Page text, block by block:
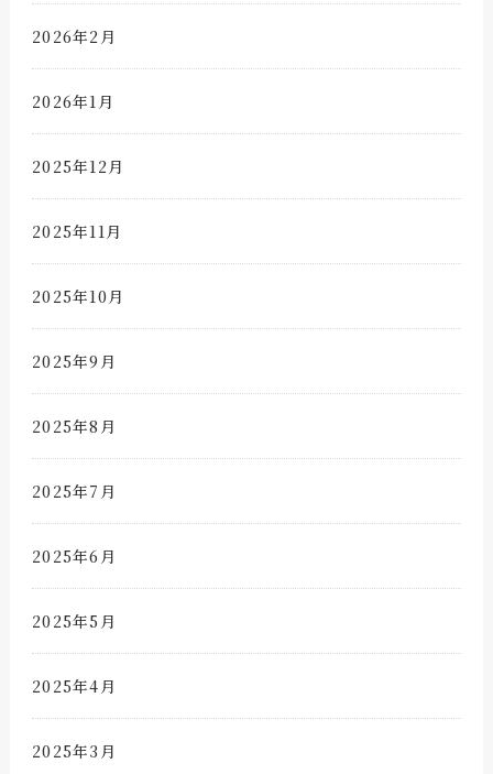
2026年2月
2026年1月
2025年12月
2025年11月
2025年10月
2025年9月
2025年8月
2025年7月
2025年6月
2025年5月
2025年4月
2025年3月